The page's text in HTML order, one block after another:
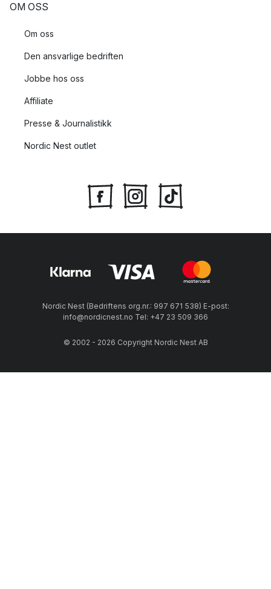
OM OSS
Om oss
Den ansvarlige bedriften
Jobbe hos oss
Affiliate
Presse & Journalistikk
Nordic Nest outlet
Nordic Nest (Bedriftens org.nr.: 997 671 538) E-post:
info@nordicnest.no Tel: +47 23 509 366
© 2002 - 2026 Copyright Nordic Nest AB